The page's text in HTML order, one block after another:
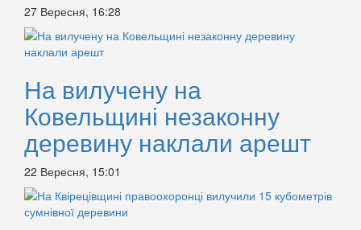
27 Вересня, 16:28
На вилучену на
Ковельщині незаконну
деревину наклали арешт
22 Вересня, 15:01